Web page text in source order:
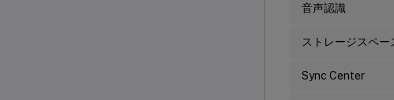
音声認識
ストレージスペー
Sync Center